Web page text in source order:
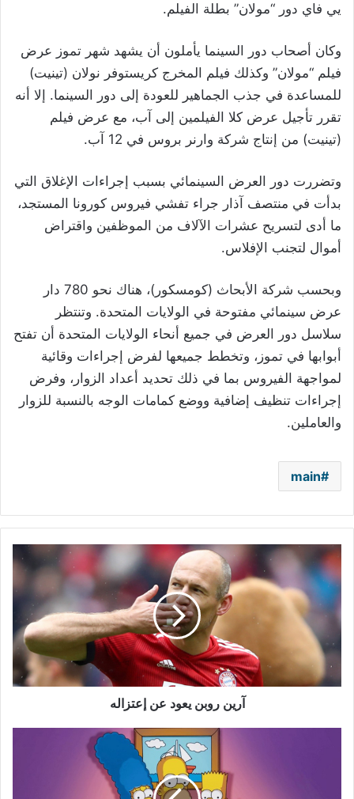
يي فاي دور “مولان” بطلة الفيلم.
وكان أصحاب دور السينما يأملون أن يشهد شهر تموز عرض
فيلم “مولان” وكذلك فيلم المخرج كريستوفر نولان (تينيت)
للمساعدة في جذب الجماهير للعودة إلى دور السينما. إلا أنه
تقرر تأجيل عرض كلا الفيلمين إلى آب، مع عرض فيلم
(تينيت) من إنتاج شركة وارنر بروس في 12 آب.
وتضررت دور العرض السينمائي بسبب إجراءات الإغلاق التي
بدأت في منتصف آذار جراء تفشي فيروس كورونا المستجد،
ما أدى لتسريح عشرات الآلاف من الموظفين واقتراض
أموال لتجنب الإفلاس.
وبحسب شركة الأبحاث (كومسكور)، هناك نحو 780 دار
عرض سينمائي مفتوحة في الولايات المتحدة. وتنتظر
سلاسل دور العرض في جميع أنحاء الولايات المتحدة أن تفتح
أبوابها في تموز، وتخطط جميعها لفرض إجراءات وقائية
لمواجهة الفيروس بما في ذلك تحديد أعداد الزوار، وفرض
إجراءات تنظيف إضافية ووضع كمامات الوجه بالنسبة للزوار
والعاملين.
main
آرين
روبن
يعود
عن
إعتزاله
آرين روبن يعود عن إعتزاله